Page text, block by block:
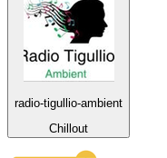
radio-tigullio-ambient
Chillout